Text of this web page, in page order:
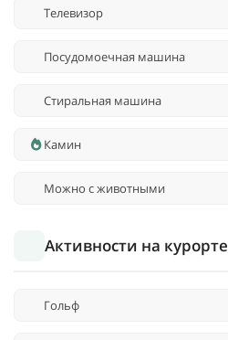
Телевизор
Посудомоечная машина
Стиральная машина
Камин
Можно с животными
Активности на курорте
Гольф